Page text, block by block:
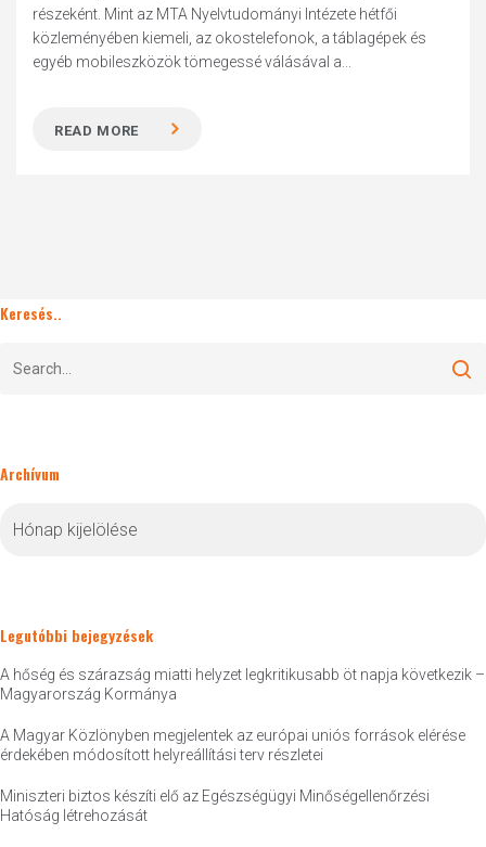
részeként. Mint az MTA Nyelvtudományi Intézete hétfői
közleményében kiemeli, az okostelefonok, a táblagépek és
egyéb mobileszközök tömegessé válásával a...
READ MORE
Keresés..
Archívum
Legutóbbi bejegyzések
A hőség és szárazság miatti helyzet legkritikusabb öt napja következik –
Magyarország Kormánya
A Magyar Közlönyben megjelentek az európai uniós források elérése
érdekében módosított helyreállítási terv részletei
Miniszteri biztos készíti elő az Egészségügyi Minőségellenőrzési
Hatóság létrehozását